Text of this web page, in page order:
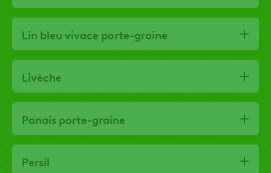
Lin bleu vivace porte-graine
Livèche
Panais porte-graine
Persil